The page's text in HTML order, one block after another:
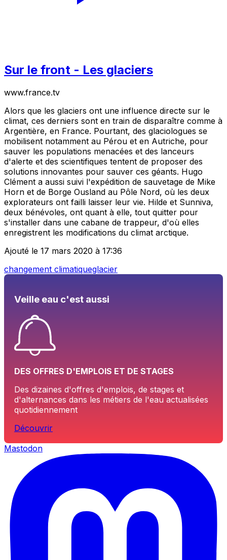
Sur le front - Les glaciers
www.france.tv
Alors que les glaciers ont une influence directe sur le
climat, ces derniers sont en train de disparaître comme à
Argentière, en France. Pourtant, des glaciologues se
mobilisent notamment au Pérou et en Autriche, pour
sauver les populations menacées et des lanceurs
d'alerte et des scientifiques tentent de proposer des
solutions innovantes pour sauver ces géants. Hugo
Clément a aussi suivi l'expédition de sauvetage de Mike
Horn et de Borge Ousland au Pôle Nord, où les deux
explorateurs ont failli laisser leur vie. Hilde et Sunniva,
deux bénévoles, ont quant à elle, tout quitter pour
s'installer dans une cabane de trappeur, d'où elles
enregistrent les modifications du climat arctique.
Ajouté le 17 mars 2020 à 17:36
changement climatiqueglacier
Veille eau c'est aussi
DES OFFRES D'EMPLOIS ET DE STAGES
Des dizaines d'offres d'emplois, de stages et
d'alternances dans les métiers de l'eau actualisées
quotidiennement
Découvrir
Mastodon